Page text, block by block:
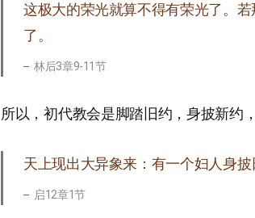
这极大的荣光就算不得有荣光了。
了。
林后3章9-11节
所以，初代教会是脚踏旧约，身披新约
天上现出大异象来：有一个妇人身
启12章1节